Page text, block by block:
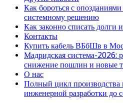
Как бороться с
системному решению
Как законно списать долги
Контакты
Купить кабель ВБбШв в
Мадридская система-2026:
снижение пошлин и новые
О нас
Полный цикл производства
инженерной разработки до